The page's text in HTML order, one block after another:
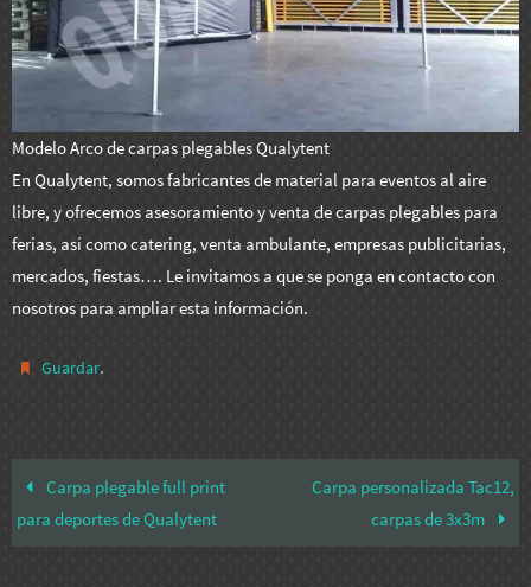
Modelo Arco de carpas plegables Qualytent
En Qualytent, somos fabricantes de material para eventos al aire
libre, y ofrecemos asesoramiento y venta de carpas plegables para
ferias, así como catering, venta ambulante, empresas publicitarias,
mercados, fiestas…. Le invitamos a que se ponga en contacto con
nosotros para ampliar esta información.
Guardar.
Carpa plegable full print
para deportes de Qualytent
Carpa personalizada Tac12,
carpas de 3x3m